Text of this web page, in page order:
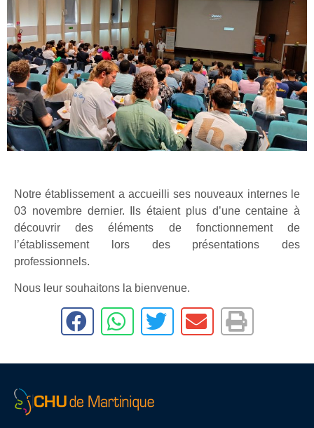
Notre établissement a accueilli ses nouveaux internes le
03 novembre dernier. Ils étaient plus d’une centaine à
découvrir des éléments de fonctionnement de
l’établissement lors des présentations des
professionnels.
Nous leur souhaitons la bienvenue.